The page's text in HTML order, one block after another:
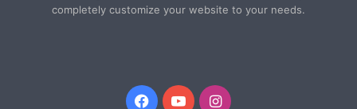
completely customize your website to your needs.
Facebook
YouTubeInstagram